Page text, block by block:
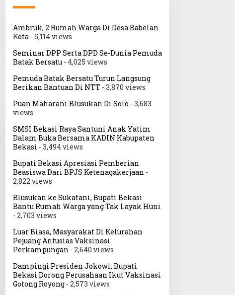
Reses II DPRD Kota Bekasi
Doddy Sukmawirawan di RT
Aspirasi Insfratruktur
lingkungan
Sidang Perdana
Tidak Hadir Sidang ditunda
Pekan Depan
Ambruk, 2 Rumah Warga Di Desa Babelan
Kota- 5,114 views
Seminar DPP Serta DPD Se-Dunia Pemuda
Batak Bersatu- 4,025 views
Pemuda Batak Bersatu Turun Langsung
Berikan Bantuan Di NTT - 3,870 views
Puan Maharani Blusukan Di Solo - 3,683
views
SMSI Bekasi Raya Santuni Anak Yatim
Dalam Buka Bersama KADIN Kabupaten
Bekasi - 3,494 views
Bupati Bekasi Apresiasi Pemberian
Beasiswa Dari BPJS Ketenagakerjaan -
2,822 views
Blusukan ke Sukatani, Bupati Bekasi
Bantu Rumah Warga yang Tak Layak Huni
- 2,703 views
Luar Biasa, Masyarakat Di Kelurahan
Pejuang Antusias Vaksinasi
Perkampungan - 2,640 views
Dampingi Presiden Jokowi, Bupati
Bekasi Dorong Perusahaan Ikut Vaksinasi
Gotong Royong- 2,573 views